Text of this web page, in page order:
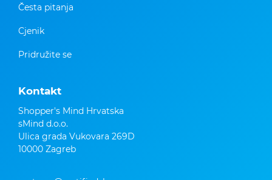
Česta pitanja
Cjenik
Pridružite se
Kontakt
Shopper's Mind Hrvatska
sMind d.o.o.
Ulica grada Vukovara 269D
10000 Zagreb